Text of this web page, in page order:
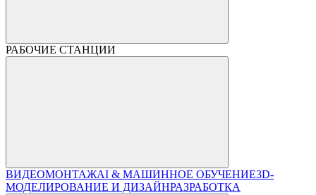
РАБОЧИЕ СТАНЦИИ
ВИДЕОМОНТАЖAI & МАШИННОЕ ОБУЧЕНИЕ3D-
МОДЕЛИРОВАНИЕ И ДИЗАЙНРАЗРАБОТКА